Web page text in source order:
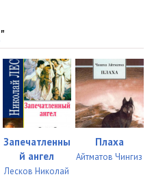
"
Запечатленны
й ангел
Лесков Николай
Плаха
Айтматов Чингиз